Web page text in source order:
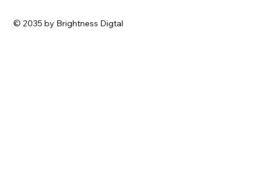
© 2035 by Brightness Digtal